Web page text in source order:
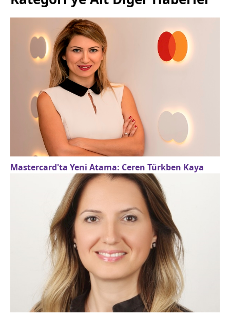
Mastercard'ta Yeni Atama: Ceren Türkben Kaya